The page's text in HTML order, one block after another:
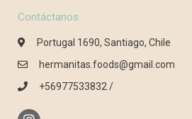
Contáctanos
Portugal 1690, Santiago, Chile
hermanitas.foods@gmail.com
+56977533832 /